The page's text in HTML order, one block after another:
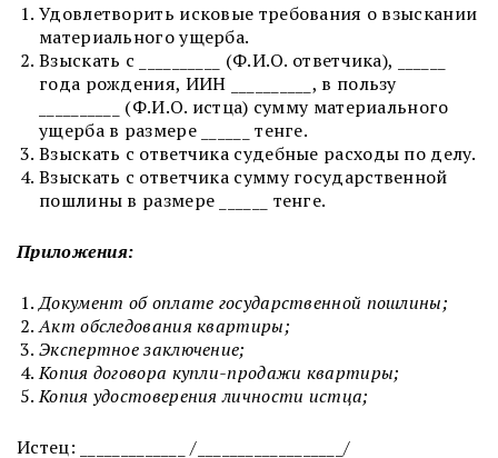
Удовлетворить исковые требования о взыскании
материального ущерба.
Взыскать с __________ (Ф.И.О. ответчика), ______
года рождения, ИИН __________, в пользу
__________ (Ф.И.О. истца) сумму материального
ущерба в размере ______ тенге.
Взыскать с ответчика судебные расходы по делу.
Взыскать с ответчика сумму государственной
пошлины в размере ______ тенге.
Приложения:
Документ об оплате государственной пошлины;
Акт обследования квартиры;
Экспертное заключение;
Копия договора купли-продажи квартиры;
Копия удостоверения личности истца;
Истец: _____________ /__________________/